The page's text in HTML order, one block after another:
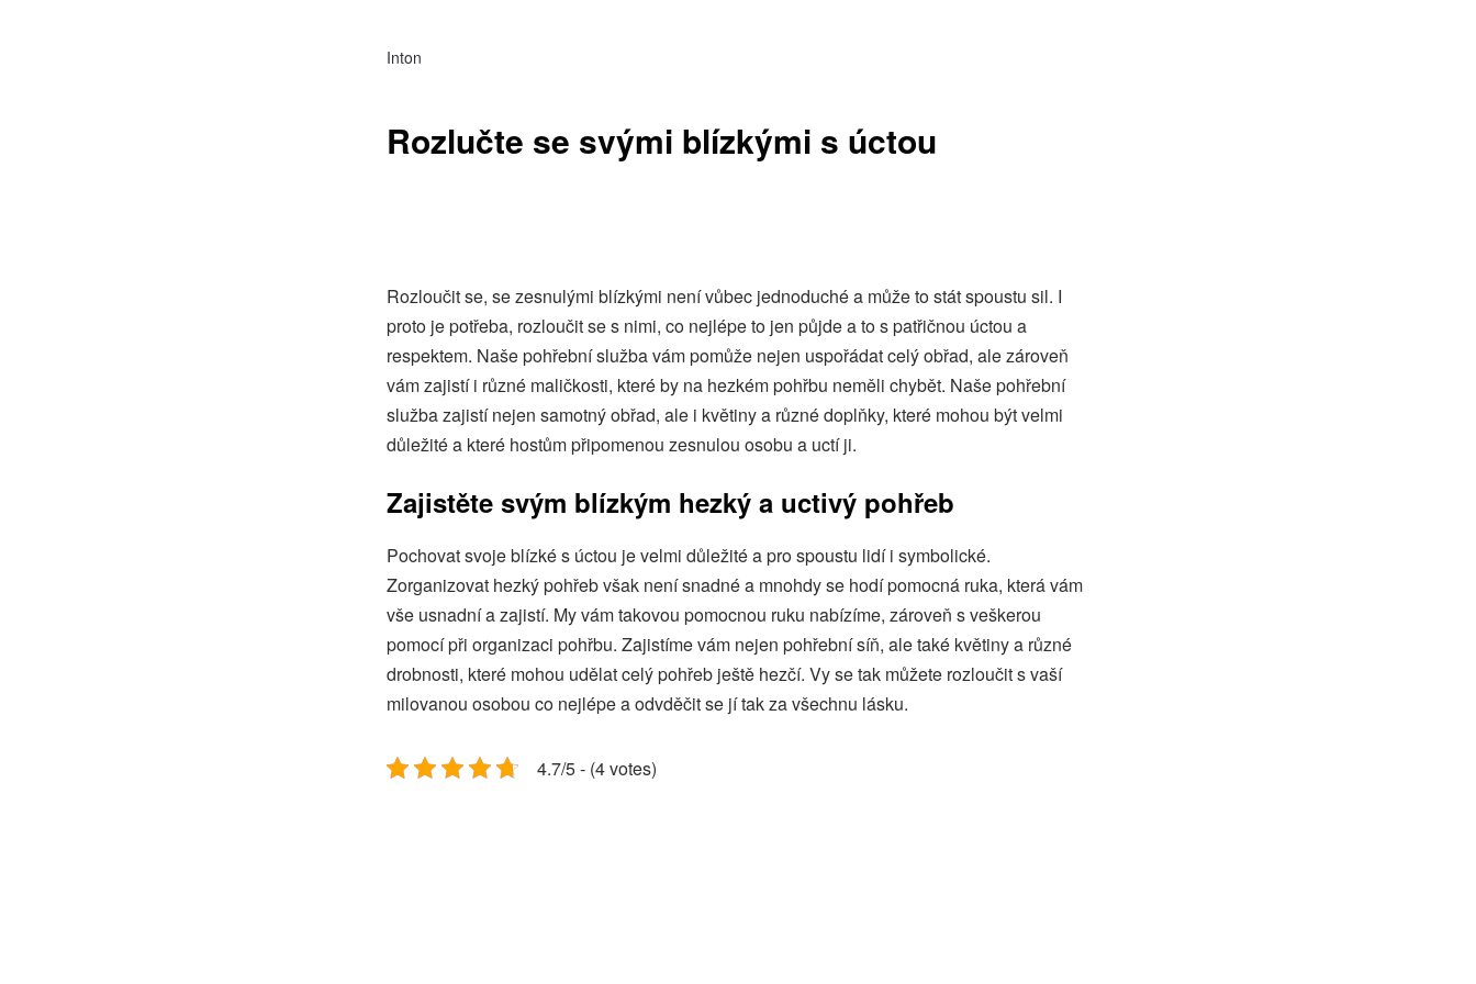
Inton
Rozlučte se svými blízkými s úctou
Rozloučit se, se zesnulými blízkými není vůbec jednoduché a může to stát spoustu sil. I
proto je potřeba, rozloučit se s nimi, co nejlépe to jen půjde a to s patřičnou úctou a
respektem. Naše pohřební služba vám pomůže nejen uspořádat celý obřad, ale zároveň
vám zajistí i různé maličkosti, které by na hezkém pohřbu neměli chybět. Našepohřební
službazajistí nejen samotný obřad, ale i květiny a různé doplňky, které mohou být velmi
důležité a které hostům připomenou zesnulou osobu a uctí ji.
Zajistěte svým blízkým hezký a uctivý pohřeb
Pochovat svoje blízké s úctou je velmi důležité a pro spoustu lidí i symbolické.
Zorganizovat hezký pohřeb však není snadné a mnohdy se hodí pomocná ruka, která vám
vše usnadní a zajistí. My vám takovou pomocnou ruku nabízíme, zároveň s veškerou
pomocí při organizaci pohřbu. Zajistíme vám nejen pohřební síň, ale také květiny a různé
drobnosti, které mohou udělat celý pohřeb ještě hezčí. Vy se tak můžete rozloučit s vaší
milovanou osobou co nejlépe a odvděčit se jí tak za všechnu lásku.
4.7/5 - (4 votes)